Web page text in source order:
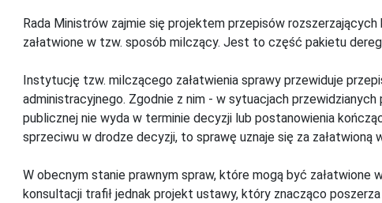
Rada Ministrów zajmie się projektem przepisów
załatwione w tzw. sposób milczący. Jest to część pakietu
Instytucję tzw. milczącego załatwienia sprawy przewiduje
administracyjnego. Zgodnie z nim - w sytuacjach
publicznej nie wyda w terminie decyzji lub postanowienia
sprzeciwu w drodze decyzji, to sprawę uznaje się za załatwioną
W obecnym stanie prawnym spraw, które mogą być załatwione
konsultacji trafił jednak projekt ustawy, który znacząco